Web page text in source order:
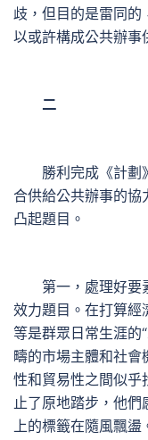
歧，但目的是雷同的
以或許構成公共辦事
二
勝利完成《計劃
合供給公共辦事的協
凸起題目。
第一，處理好要
效力題目。在打算經
等是群眾日常生涯的
疇的市場主體和社會
性和貿易性之間似乎
止了原地踏步，他
上的標籤在隨風飄盪